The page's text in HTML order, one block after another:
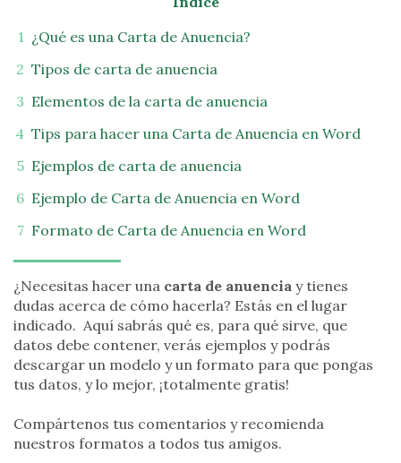
¿Qué es una Carta de Anuencia?
Tipos de carta de anuencia
Elementos de la carta de anuencia
Tips para hacer una Carta de Anuencia en Word
Ejemplos de carta de anuencia
Ejemplo de Carta de Anuencia en Word
Formato de Carta de Anuencia en Word
¿Necesitas hacer una carta de anuencia y tienes
dudas acerca de cómo hacerla? Estás en el lugar
indicado. Aquí sabrás qué es, para qué sirve, que
datos debe contener, verás ejemplos y podrás
descargar un modelo y un formato para que pongas
tus datos, y lo mejor, ¡totalmente gratis!
Compártenos tus comentarios y recomienda
nuestros formatos a todos tus amigos.